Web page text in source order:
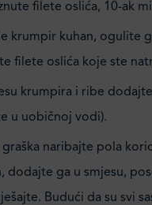
filete oslića, 10-ak
krumpir kuhan, ogulite
filete oslića koje ste
krumpira i ribe
u uobičnoj vodi).
graška naribajte pola
dodajte ga u smjesu,
Budući da su svi